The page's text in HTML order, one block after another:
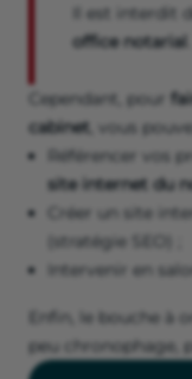
Il est interdit
office notarial
Cependant, pour
cabinet , vous
Référencer vos
site internet du
Créer un site
(stratégie SEO) ;
Intervenir en
Enfin, le bouche à
peu chronophage,